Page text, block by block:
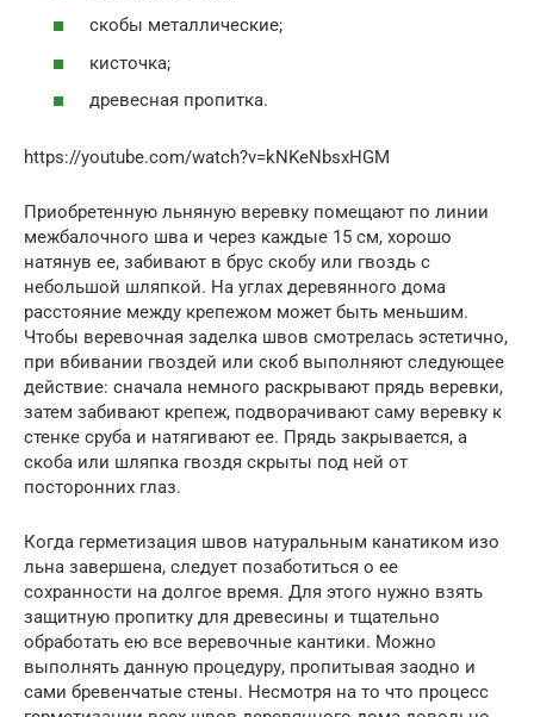
скобы металлические;
кисточка;
древесная пропитка.
https://youtube.com/watch?v=kNKeNbsxHGM
Приобретенную льняную веревку помещают по линии
межбалочного шва и через каждые 15 см, хорошо
натянув ее, забивают в брус скобу или гвоздь с
небольшой шляпкой. На углах деревянного дома
расстояние между крепежом может быть меньшим.
Чтобы веревочная заделка швов смотрелась эстетично,
при вбивании гвоздей или скоб выполняют следующее
действие: сначала немного раскрывают прядь веревки,
затем забивают крепеж, подворачивают саму веревку к
стенке сруба и натягивают ее. Прядь закрывается, а
скоба или шляпка гвоздя скрыты под ней от
посторонних глаз.
Когда герметизация швов натуральным канатиком изо
льна завершена, следует позаботиться о ее
сохранности на долгое время. Для этого нужно взять
защитную пропитку для древесины и тщательно
обработать ею все веревочные кантики. Можно
выполнять данную процедуру, пропитывая заодно и
сами бревенчатые стены. Несмотря на то что процесс